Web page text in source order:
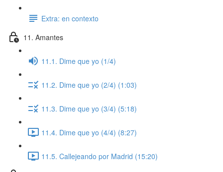
Extra: en contexto
11. Amantes
11.1. Dime que yo (1/4)
11.2. Dime que yo (2/4) (1:03)
11.3. Dime que yo (3/4) (5:18)
11.4. Dime que yo (4/4) (8:27)
11.5. Callejeando por Madrid (15:20)